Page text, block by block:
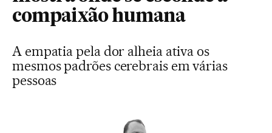
compaixão humana
A empatia pela dor alheia ativa os
mesmos padrões cerebrais em várias
pessoas